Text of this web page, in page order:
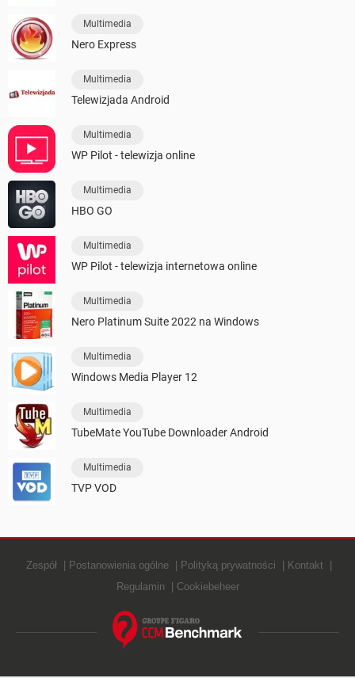
Multimedia
Nero Express
Multimedia
Telewizjada Android
Multimedia
WP Pilot - telewizja online
Multimedia
HBO GO
Multimedia
WP Pilot - telewizja internetowa online
Multimedia
Nero Platinum Suite 2022 na Windows
Multimedia
Windows Media Player 12
Multimedia
TubeMate YouTube Downloader Android
Multimedia
TVP VOD
Zespół Postanowienia ogólne Polityką prywatności
Kontakt
Regulamin
Cookiebeheer